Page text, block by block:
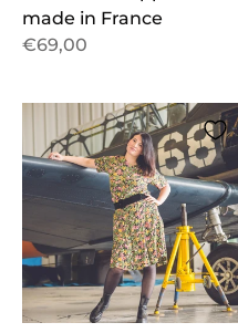
made in France
€69,00